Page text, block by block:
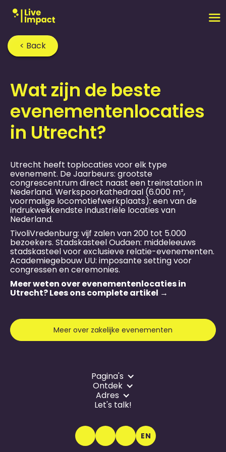
< Back
Home›FAQ›
Wat zijn de beste
evenementen­locaties
in Utrecht?
Utrecht heeft toplocaties voor elk type
evenement. De Jaarbeurs: grootste
congrescentrum direct naast een treinstation in
Nederland. Werkspoorkathedraal (6.000 m²,
voormalige locomotiefwerkplaats): een van de
indrukwekkendste industriële locaties van
Nederland.
TivoliVredenburg: vijf zalen van 200 tot 5.000
bezoekers. Stadskasteel Oudaen: middeleeuws
stadskasteel voor exclusieve relatie-evenementen.
Academiegebouw UU: imposante setting voor
congressen en ceremonies.
Meer weten over evenementen­locaties in
Utrecht? Lees ons complete artikel →
Meer over zakelijke evenementen
Pagina's
Ontdek
Adres
Let's talk!
EN